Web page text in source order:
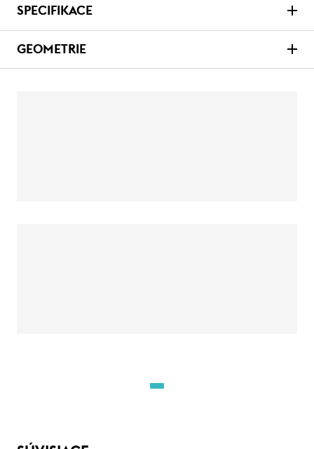
SPECIFIKACE
GEOMETRIE